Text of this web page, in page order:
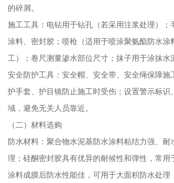
的碎屑。​
施工工具：电钻用于钻孔（若采用注浆处理）；
涂料、密封胶；喷枪（适用于喷涂聚氨酯防水涂
工）；卷尺测量渗水部位尺寸；抹子用于涂抹水
安全防护工具：安全帽、安全带、安全绳保障施
护手套、护目镜防止施工时受伤；设置警示标识
域，避免无关人员靠近。​
（二）材料选购​
防水材料：聚合物水泥基防水涂料粘结力强、耐
理；硅酮密封胶具有优异的耐候性和弹性，常用
涂料成膜后防水性能佳，可用于大面积防水处理